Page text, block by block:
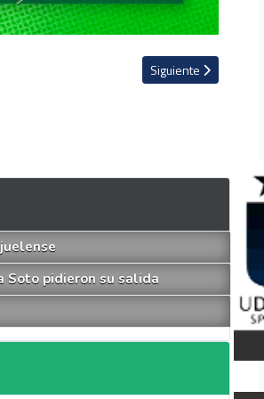
Artículo siguiente:
Siguiente
Soto pidieron su salida